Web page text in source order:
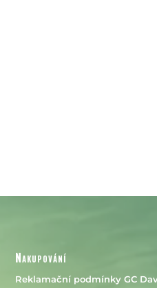
Nakupování
Reklamační podmínky GC